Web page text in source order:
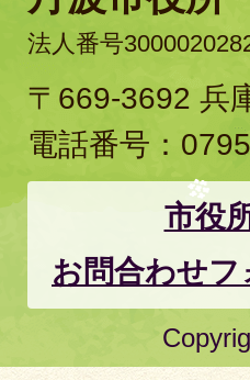
法人番号
〒669-3692 兵
電話番号：
市役
お問合わせフ